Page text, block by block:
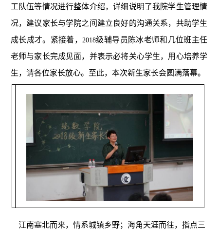
工队伍等情况进行整体介绍，详细说明了我院学生管理情
况，建议家长与学院之间建立良好的沟通关系，共助学生
成长成才。紧接着，2018级辅导员陈冰老师和几位班主任
老师与家长完成见面，并表示必将关心学生，用心培养学
生，请各位家长放心。至此，本次新生家长会圆满落幕。
江南塞北而来，情系城镇乡野；海角天涯而往，指点三